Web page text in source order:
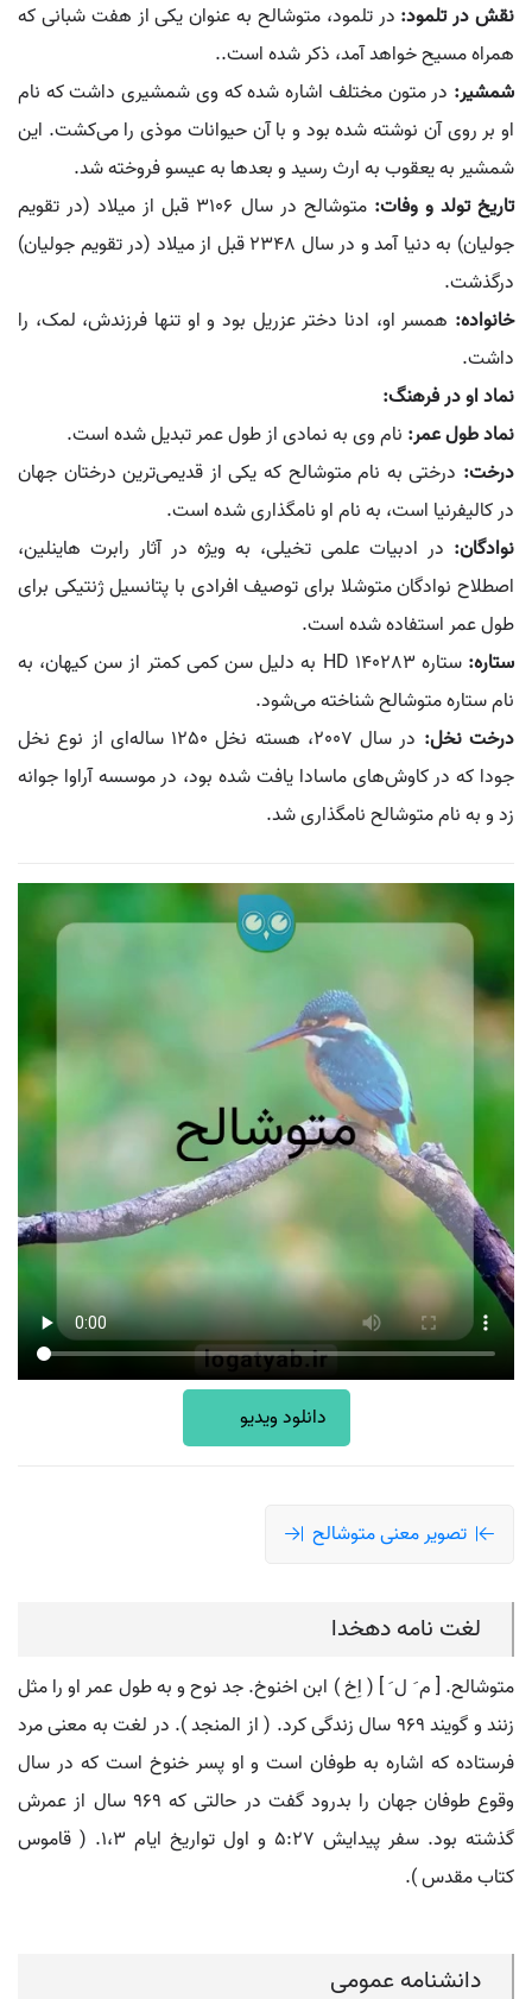
نقش در تلمود: در تلمود، متوشالح به عنوان یکی از هفت شبانی که
همراه مسیح خواهد آمد، ذکر شده است..
شمشیر: در متون مختلف اشاره شده که وی شمشیری داشت که نام
او بر روی آن نوشته شده بود و با آن حیوانات موذی را می‌کشت. این
شمشیر به یعقوب به ارث رسید و بعدها به عیسو فروخته شد.
تاریخ تولد و وفات:
متوشالح در سال 3106 قبل از میلاد (در تقویم
جولیان) به دنیا آمد و در سال 2348 قبل از میلاد (در تقویم جولیان)
درگذشت.
خانواده: همسر او، ادنا دختر عزریل بود و او تنها فرزندش، لمک، را
داشت.
نماد او در فرهنگ:
نماد طول عمر: نام وی به نمادی از طول عمر تبدیل شده است.
درخت: درختی به نام متوشالح که یکی از قدیمی‌ترین درختان جهان
در کالیفرنیا است، به نام او نامگذاری شده است.
نوادگان: در ادبیات علمی تخیلی، به ویژه در آثار رابرت هاینلین،
اصطلاح نوادگان متوشلا برای توصیف افرادی با پتانسیل ژنتیکی برای
طول عمر استفاده شده است.
ستاره:
ستاره HD 140283 به دلیل سن کمی کمتر از سن کیهان، به
نام ستاره متوشالح شناخته می‌شود.
درخت نخل:
در سال 2007، هسته نخل 1250 ساله‌ای از نوع نخل
جودا که در کاوش‌های ماسادا یافت شده بود، در موسسه آراوا جوانه
زد و به نام متوشالح نامگذاری شد.
دانلود ویدیو
تصویر معنی متوشالح
لغت نامه دهخدا
متوشالح. [ م َ ل َ ] ( اِخ ) ابن اخنوخ. جد نوح و به طول عمر او را مثل
زنند و گویند 969 سال زندگی کرد. ( از المنجد ). در لغت به معنی مرد
فرستاده که اشاره به طوفان است و او پسر خنوخ است که در سال
وقوع طوفان جهان را بدرود گفت در حالتی که 969 سال از عمرش
گذشته بود. سفر پیدایش 5:27 و اول تواریخ ایام 1،3. ( قاموس
کتاب مقدس ).
دانشنامه عمومی